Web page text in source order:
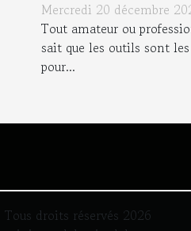
Mercredi 20 décembre
Tout amateur ou
sait que les outils sont
pour...
Tous droits réservés 2026